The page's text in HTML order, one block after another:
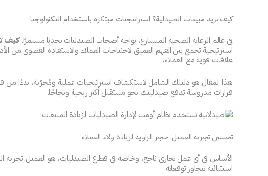
كيف تزيد مبيعات الصيدلية؟ استراتيجيات مبتكرة باستخدام التكنولوجيا
في عالم الرعاية الصحية المتسارع، يواجه أصحاب الصيدليات تحديًا مستمرًا:كيف
استراتيجية تجمع بين الفهم العميق لاحتياجات العملاء والاستفادة القصوى من
علاقات قوية مع العملاء.
هذا المقال هو دليلك الشامل لاستكشاف استراتيجيات عملية ومُجرّبة، بدءًا من فن
قرارات مدروسة تدفع صيدليتك نحو مستقبل أكثر ربحية ونجاحًا.
تحسين تجربة العميل: حجر الزاوية لزيادة ولاء العملاء
الأساس في أي عمل تجاري ناجح، وخاصة في قطاع الصيدليات، هو العميل.
استثنائية تتجاوز توقعاته.